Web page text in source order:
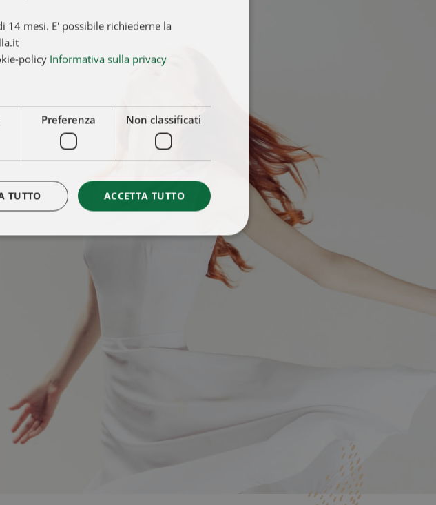
14 mesi. E' possibile richiederne la
policy Informativa sulla privacy
Preferenza Non classificati
ACCETTA TUTTO
TUTTO